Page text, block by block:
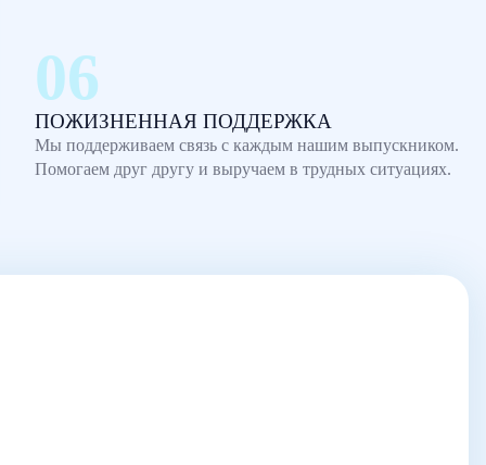
ПОЖИЗНЕННАЯ ПОДДЕРЖКА
Мы поддерживаем связь с каждым нашим выпускником.
Помогаем друг другу и выручаем в трудных ситуациях.